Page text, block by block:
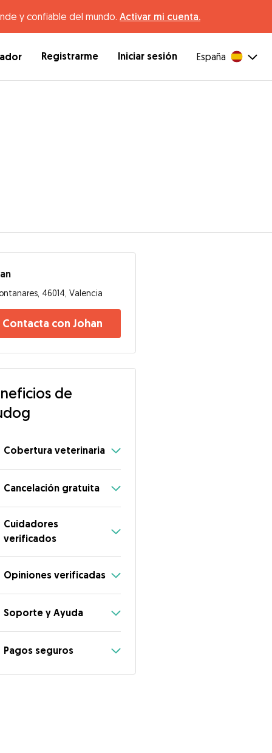
y confiable del mundo. Activar mi cuenta.
Registrarme Iniciar sesión España
46014, Valencia
Contacta con Johan
de
Cobertura veterinaria
Cancelación gratuita
Cuidadores
verificados
Opiniones verificadas
Soporte y Ayuda
Pagos seguros